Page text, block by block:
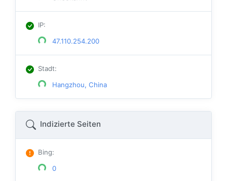
IP:
47.110.254.200
Stadt:
Hangzhou, China
Indizierte Seiten
Bing:
0